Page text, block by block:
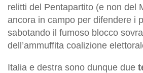
relitti del Pentapartito (e non del
ancora in campo per difendere i
sabotando il fumoso blocco
dell’ammuffita coalizione
Italia e destra sono dunque due